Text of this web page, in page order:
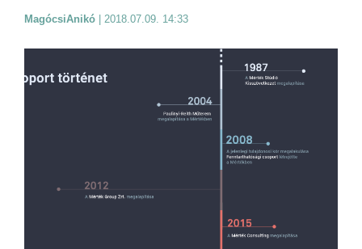
MagócsiAnikó 2018.07.09. 14:33